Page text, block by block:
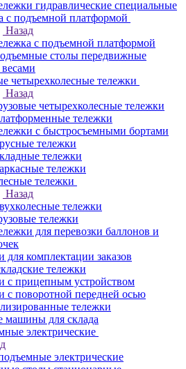
гидравлические специальные
с подъемной платформой
Назад
с подъемной платформой
столы передвижные
четырехколесные тележки
Назад
четырехколесные тележки
тележки
с быстросъемными бортами
тележки
тележки
тележки
тележки
Назад
тележки
тележки
для перевозки баллонов и
для комплектации заказов
тележки
с прицепным устройством
с поворотной передней осью
тележки
машины для склада
электрические
электрические